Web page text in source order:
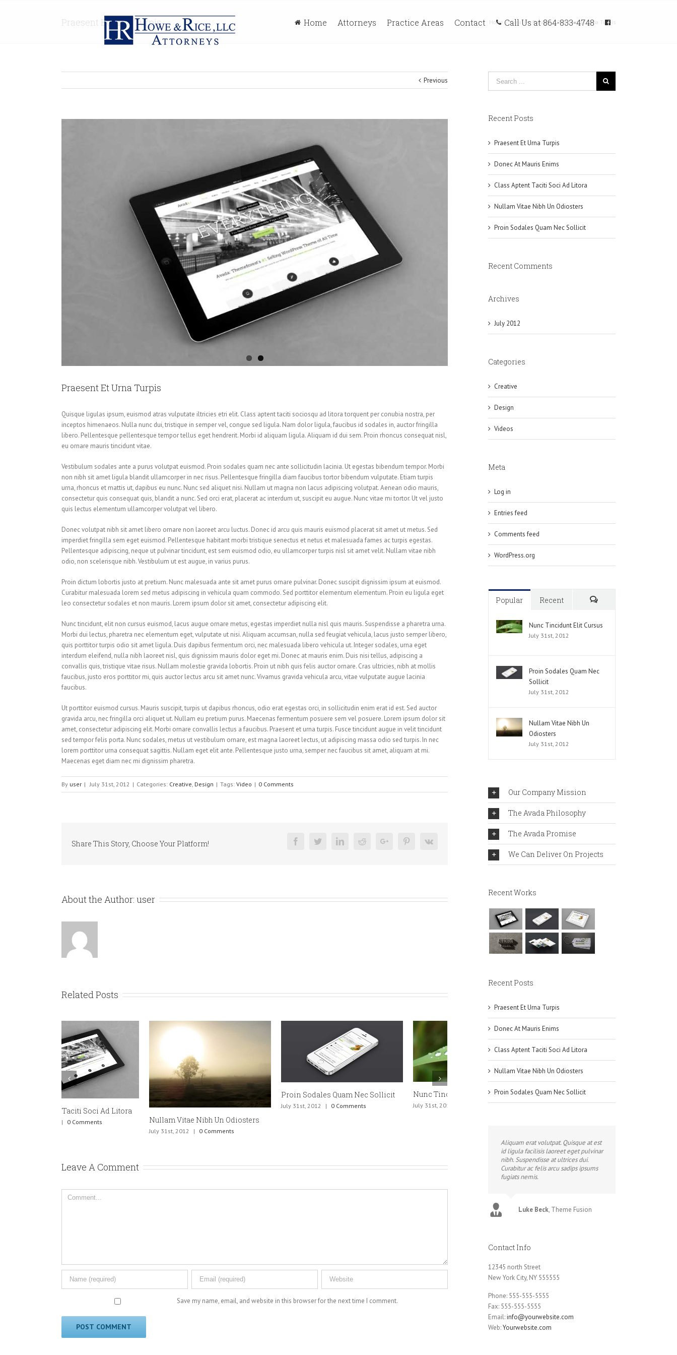
Home Attorneys Practice Areas Contact Call Us at 864-833-4748
Praesent Et Urna Turpis Home / Creative, Design / Praesent Et Urna Turpis
Previous
Praesent Et Urna Turpis
Quisque ligulas ipsum, euismod atras vulputate iltricies etri elit. Class aptent taciti sociosqu ad litora torquent per conubia nostra, per
inceptos himenaeos. Nulla nunc dui, tristique in semper vel, congue sed ligula. Nam dolor ligula, faucibus id sodales in, auctor fringilla
libero. Pellentesque pellentesque tempor tellus eget hendrerit. Morbi id aliquam ligula. Aliquam id dui sem. Proin rhoncus consequat nisl,
eu ornare mauris tincidunt vitae.
Vestibulum sodales ante a purus volutpat euismod. Proin sodales quam nec ante sollicitudin lacinia. Ut egestas bibendum tempor. Morbi
non nibh sit amet ligula blandit ullamcorper in nec risus. Pellentesque fringilla diam faucibus tortor bibendum vulputate. Etiam turpis
urna, rhoncus et mattis ut, dapibus eu nunc. Nunc sed aliquet nisi. Nullam ut magna non lacus adipiscing volutpat. Aenean odio mauris,
consectetur quis consequat quis, blandit a nunc. Sed orci erat, placerat ac interdum ut, suscipit eu augue. Nunc vitae mi tortor. Ut vel justo
quis lectus elementum ullamcorper volutpat vel libero.
Donec volutpat nibh sit amet libero ornare non laoreet arcu luctus. Donec id arcu quis mauris euismod placerat sit amet ut metus. Sed
imperdiet fringilla sem eget euismod. Pellentesque habitant morbi tristique senectus et netus et malesuada fames ac turpis egestas.
Pellentesque adipiscing, neque ut pulvinar tincidunt, est sem euismod odio, eu ullamcorper turpis nisl sit amet velit. Nullam vitae nibh
odio, non scelerisque nibh. Vestibulum ut est augue, in varius purus.
Proin dictum lobortis justo at pretium. Nunc malesuada ante sit amet purus ornare pulvinar. Donec suscipit dignissim ipsum at euismod.
Curabitur malesuada lorem sed metus adipiscing in vehicula quam commodo. Sed porttitor elementum elementum. Proin eu ligula eget
leo consectetur sodales et non mauris. Lorem ipsum dolor sit amet, consectetur adipiscing elit.
Nunc tincidunt, elit non cursus euismod, lacus augue ornare metus, egestas imperdiet nulla nisl quis mauris. Suspendisse a pharetra urna.
Morbi dui lectus, pharetra nec elementum eget, vulputate ut nisi. Aliquam accumsan, nulla sed feugiat vehicula, lacus justo semper libero,
quis porttitor turpis odio sit amet ligula. Duis dapibus fermentum orci, nec malesuada libero vehicula ut. Integer sodales, urna eget
interdum eleifend, nulla nibh laoreet nisl, quis dignissim mauris dolor eget mi. Donec at mauris enim. Duis nisi tellus, adipiscing a
convallis quis, tristique vitae risus. Nullam molestie gravida lobortis. Proin ut nibh quis felis auctor ornare. Cras ultricies, nibh at mollis
faucibus, justo eros porttitor mi, quis auctor lectus arcu sit amet nunc. Vivamus gravida vehicula arcu, vitae vulputate augue lacinia
faucibus.
Ut porttitor euismod cursus. Mauris suscipit, turpis ut dapibus rhoncus, odio erat egestas orci, in sollicitudin enim erat id est. Sed auctor
gravida arcu, nec fringilla orci aliquet ut. Nullam eu pretium purus. Maecenas fermentum posuere sem vel posuere. Lorem ipsum dolor sit
amet, consectetur adipiscing elit. Morbi ornare convallis lectus a faucibus. Praesent et urna turpis. Fusce tincidunt augue in velit tincidunt
sed tempor felis porta. Nunc sodales, metus ut vestibulum ornare, est magna laoreet lectus, ut adipiscing massa odio sed turpis. In nec
lorem porttitor urna consequat sagittis. Nullam eget elit ante. Pellentesque justo urna, semper nec faucibus sit amet, aliquam at mi.
Maecenas eget diam nec mi dignissim pharetra.
By user | July 31st, 2012 | Categories: Creative Design | Tags: Video | 0 Comments
Share This Story, Choose Your Platform! FacebookTwitterLinkedinRedditGoogle+ PinterestVk
About the Author: user
Related Posts
Nullam Vitae Nibh Un Odiosters
Proin Sodales Quam Nec Sollicit
| 0 Comments
Nunc Tincidunt Elit Cursus
July 31st, 2012
Donec At Mauris Enims
| 0 Comments
Leave A Comment
Comment
Save my name, email, and website in this browser for the next time I comment.
Recent Posts
Praesent Et Urna Turpis
Donec At Mauris Enims
Class Aptent Taciti Soci Ad Litora
Nullam Vitae Nibh Un Odiosters
Proin Sodales Quam Nec Sollicit
Recent Comments
Archives
July 2012
Categories
Creative
Design
Videos
Meta
Log in
Entries feed
Comments feed
WordPress.org
Popular
Recent
Nunc Tincidunt Elit Cursus
July 31st, 2012
Proin Sodales Quam Nec
Sollicit
July 31st, 2012
Nullam Vitae Nibh Un
Odiosters
July 31st, 2012
Our Company Mission
The Avada Philosophy
The Avada Promise
We Can Deliver On Projects
Recent Works
Recent Posts
Praesent Et Urna Turpis
Donec At Mauris Enims
Class Aptent Taciti Soci Ad Litora
Nullam Vitae Nibh Un Odiosters
Proin Sodales Quam Nec Sollicit
Aliquam erat volutpat. Quisque at est
id ligula facilisis laoreet eget pulvinar
nibh. Suspendisse at ultrices dui.
Curabitur ac felis arcu sadips ipsums
fugiats nemis.
Luke Beck, Theme Fusion
Contact Info
12345 north Street
New York City, NY 555555
Phone: 555-555-5555
Fax: 555-555-5555
Email:info@yourwebsite.com
Web:Yourwebsite.com